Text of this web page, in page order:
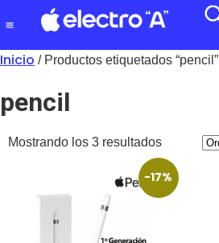
Inicio / Productos etiquetados “pencil”
pencil
Mostrando los 3 resultados
-17%